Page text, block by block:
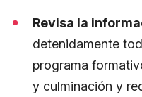
Revisa la
detenidamente
programa
y culminación y